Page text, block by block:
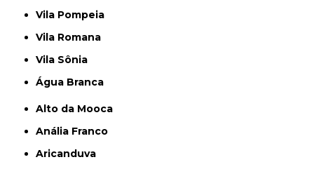
Vila Pompeia
Vila Romana
Vila Sônia
Água Branca
Alto da Mooca
Anália Franco
Aricanduva